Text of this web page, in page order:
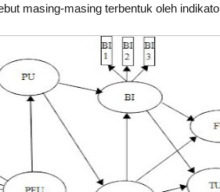
masing-masing terbentuk oleh